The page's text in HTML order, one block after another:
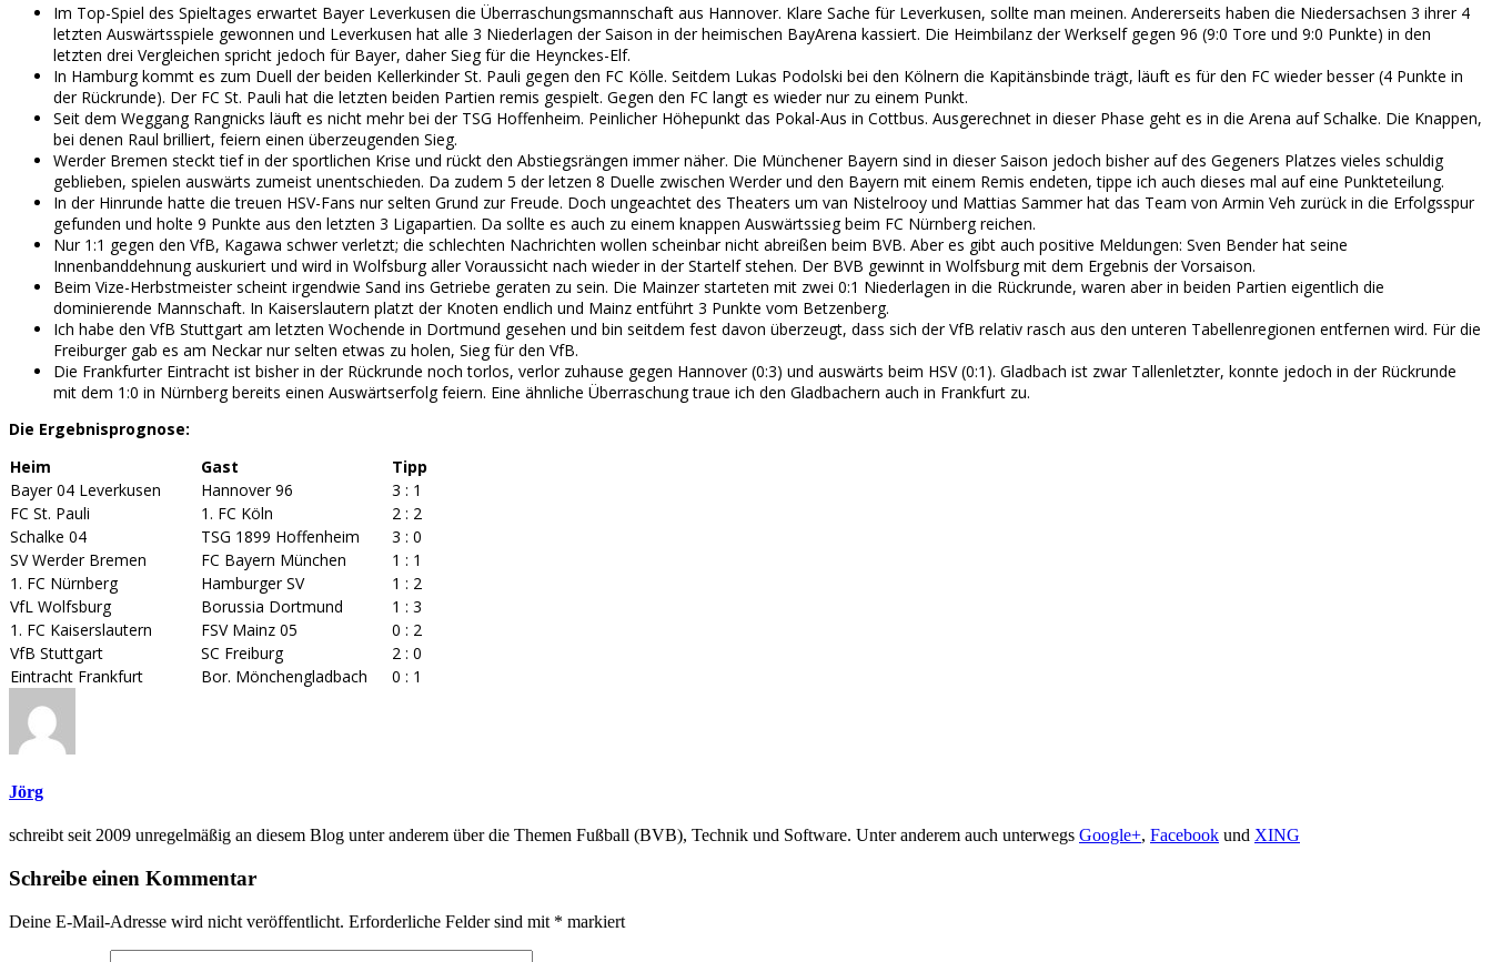
Im Top-Spiel des Spieltages erwartet Bayer Leverkusen die Überraschungsmannschaft aus Hannover. Klare Sache für Leverkusen, sollte man meinen. Andererseits haben die Niedersachsen 3 ihrer 4
letzten Auswärtsspiele gewonnen und Leverkusen hat alle 3 Niederlagen der Saison in der heimischen BayArena kassiert. Die Heimbilanz der Werkself gegen 96 (9:0 Tore und 9:0 Punkte) in den
letzten drei Vergleichen spricht jedoch für Bayer, daher Sieg für die Heynckes-Elf.
In Hamburg kommt es zum Duell der beiden Kellerkinder St. Pauli gegen den FC Kölle. Seitdem Lukas Podolski bei den Kölnern die Kapitänsbinde trägt, läuft es für den FC wieder besser (4 Punkte in
der Rückrunde). Der FC St. Pauli hat die letzten beiden Partien remis gespielt. Gegen den FC langt es wieder nur zu einem Punkt.
Seit dem Weggang Rangnicks läuft es nicht mehr bei der TSG Hoffenheim. Peinlicher Höhepunkt das Pokal-Aus in Cottbus. Ausgerechnet in dieser Phase geht es in die Arena auf Schalke. Die Knappen,
bei denen Raul brilliert, feiern einen überzeugenden Sieg.
Werder Bremen steckt tief in der sportlichen Krise und rückt den Abstiegsrängen immer näher. Die Münchener Bayern sind in dieser Saison jedoch bisher auf des Gegeners Platzes vieles schuldig
geblieben, spielen auswärts zumeist unentschieden. Da zudem 5 der letzen 8 Duelle zwischen Werder und den Bayern mit einem Remis endeten, tippe ich auch dieses mal auf eine Punkteteilung.
In der Hinrunde hatte die treuen HSV-Fans nur selten Grund zur Freude. Doch ungeachtet des Theaters um van Nistelrooy und Mattias Sammer hat das Team von Armin Veh zurück in die Erfolgsspur
gefunden und holte 9 Punkte aus den letzten 3 Ligapartien. Da sollte es auch zu einem knappen Auswärtssieg beim FC Nürnberg reichen.
Nur 1:1 gegen den VfB, Kagawa schwer verletzt; die schlechten Nachrichten wollen scheinbar nicht abreißen beim BVB. Aber es gibt auch positive Meldungen: Sven Bender hat seine
Innenbanddehnung auskuriert und wird in Wolfsburg aller Voraussicht nach wieder in der Startelf stehen. Der BVB gewinnt in Wolfsburg mit dem Ergebnis der Vorsaison.
Beim Vize-Herbstmeister scheint irgendwie Sand ins Getriebe geraten zu sein. Die Mainzer starteten mit zwei 0:1 Niederlagen in die Rückrunde, waren aber in beiden Partien eigentlich die
dominierende Mannschaft. In Kaiserslautern platzt der Knoten endlich und Mainz entführt 3 Punkte vom Betzenberg.
Ich habe den VfB Stuttgart am letzten Wochende in Dortmund gesehen und bin seitdem fest davon überzeugt, dass sich der VfB relativ rasch aus den unteren Tabellenregionen entfernen wird. Für die
Freiburger gab es am Neckar nur selten etwas zu holen, Sieg für den VfB.
Die Frankfurter Eintracht ist bisher in der Rückrunde noch torlos, verlor zuhause gegen Hannover (0:3) und auswärts beim HSV (0:1). Gladbach ist zwar Tallenletzter, konnte jedoch in der Rückrunde
mit dem 1:0 in Nürnberg bereits einen Auswärtserfolg feiern. Eine ähnliche Überraschung traue ich den Gladbachern auch in Frankfurt zu.
Die Ergebnisprognose:
Heim
Gast
Tipp
Bayer 04 Leverkusen
Hannover 96
3 : 1
FC St. Pauli
1. FC Köln
2 : 2
Schalke 04
TSG 1899 Hoffenheim
3 : 0
SV Werder Bremen
FC Bayern München
1 : 1
1. FC Nürnberg
Hamburger SV
1 : 2
VfL Wolfsburg
Borussia Dortmund
1 : 3
1. FC Kaiserslautern
FSV Mainz 05
0 : 2
VfB Stuttgart
SC Freiburg
2 : 0
Eintracht Frankfurt
Bor. Mönchengladbach 0 : 1
Jörg
schreibt seit 2009 unregelmäßig an diesem Blog unter anderem über die Themen Fußball (BVB), Technik und Software. Unter anderem auch unterwegs Google+, Facebook und XING
Schreibe einen Kommentar
Deine E-Mail-Adresse wird nicht veröffentlicht. Erforderliche Felder sind mit * markiert